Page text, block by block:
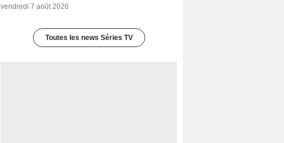
vendredi 7 août 2026
Toutes les news Séries TV